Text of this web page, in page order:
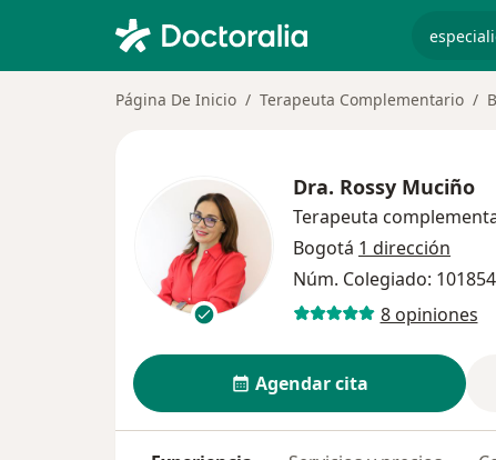
Página De Inicio Terapeuta Complementario
Dra. Rossy Muciño
Terapeuta
Bogotá 1 dirección
Núm. Colegiado:
8 opiniones
Agendar cita